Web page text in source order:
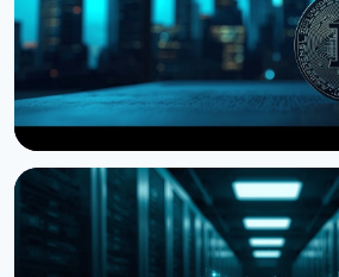
НОВИНА
Storj подала на банкрутство,
токенхолдерам частку в